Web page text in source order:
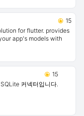
15
for flutter. provides
app's models with
15
커넥터입니다.